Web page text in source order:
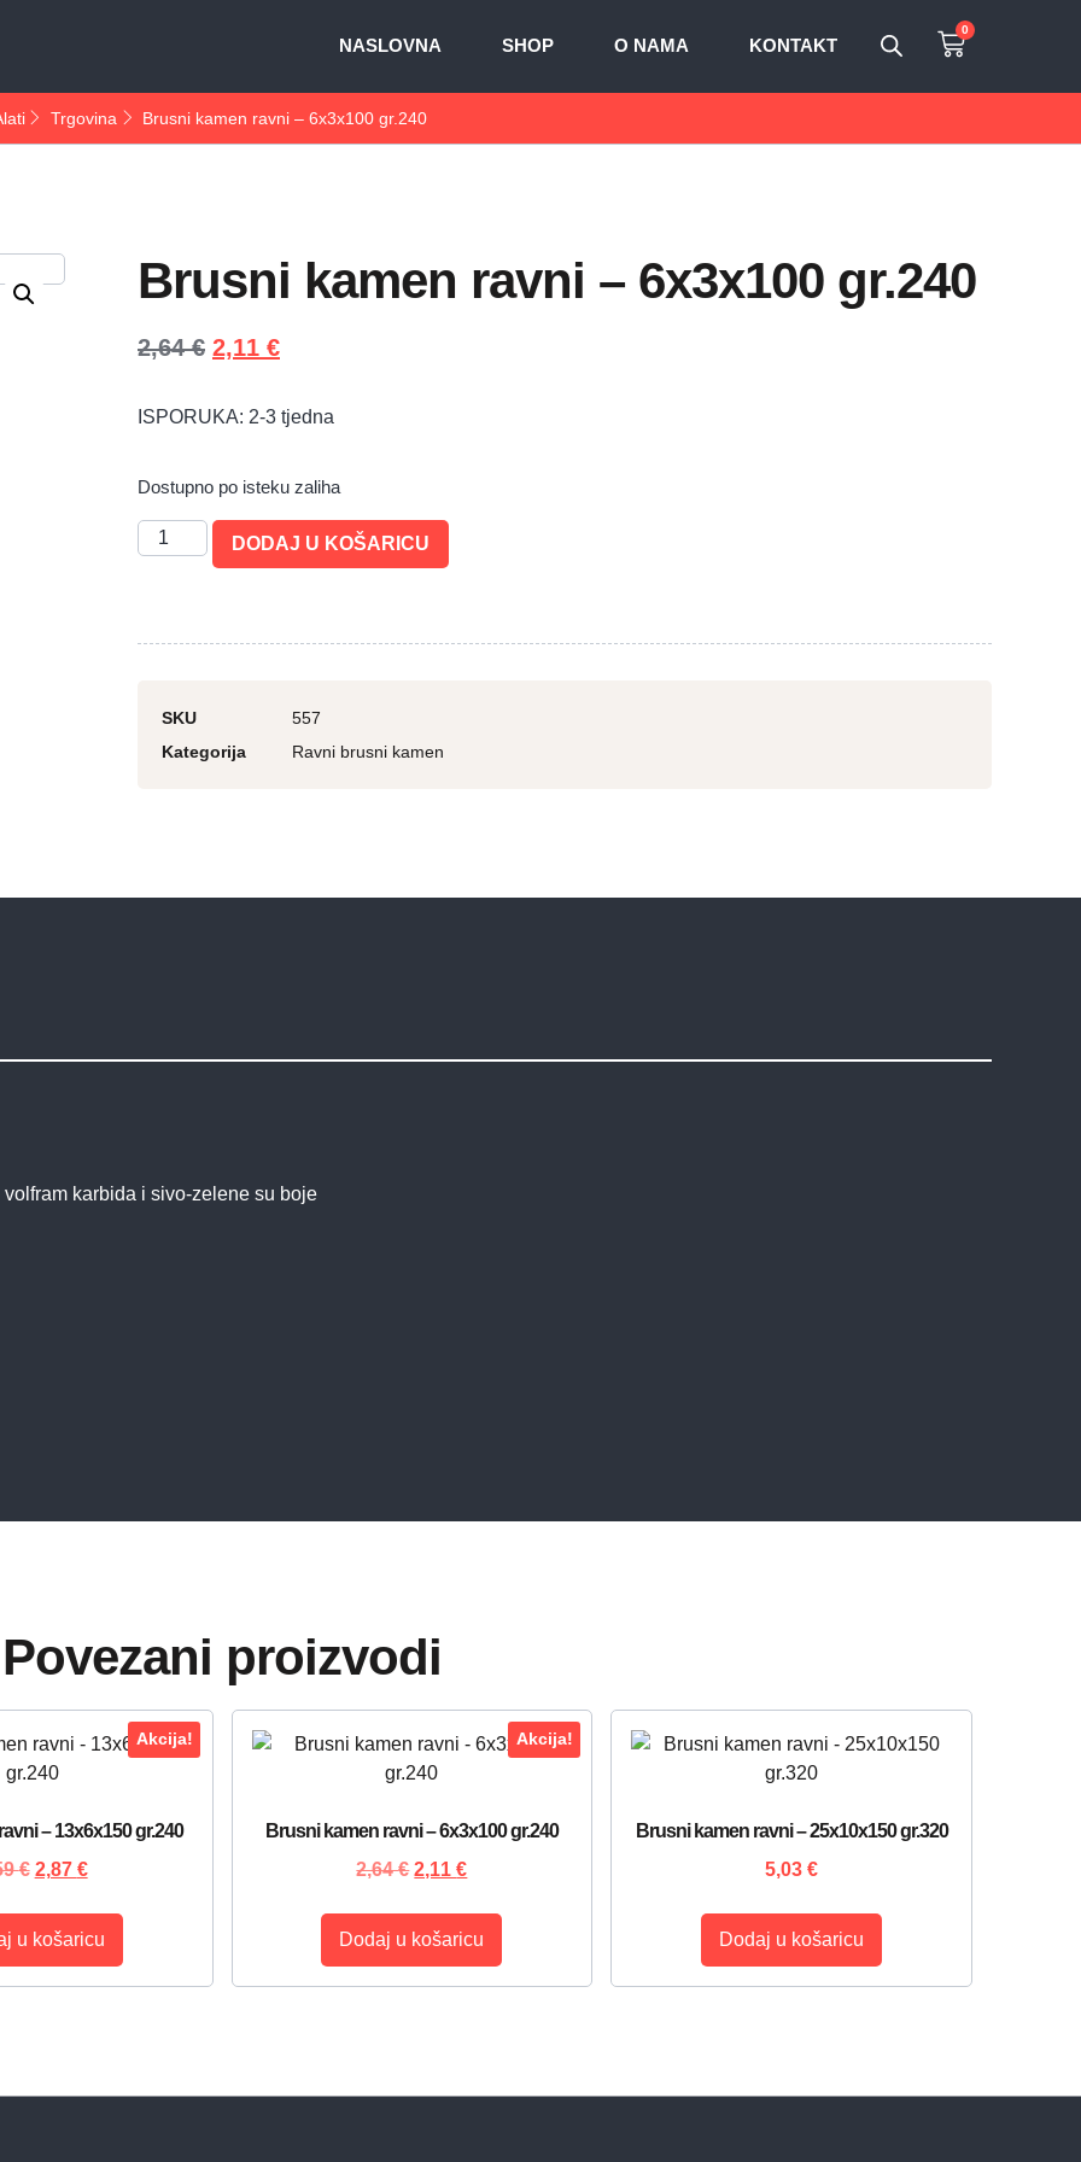
NASLOVNA SHOP O NAMA KONTAKT
0
Trgovina Brusni kamen ravni – 6x3x100 gr.240
Brusni kamen ravni – 6x3x100 gr.240
2,64€ 2,11 €
ISPORUKA: 2-3 tjedna
Dostupno po isteku zaliha
DODAJ U KOŠARICU
SKU
557
Kategorija
Ravni brusni kamen
karbida i sivo-zelene su boje
Povezani proizvodi
Akcija!
– 13x6x150 gr.240
€ 2,87 €
u košaricu
Akcija!
Brusni kamen ravni – 6x3x100 gr.240
2,64€ 2,11€
Dodaj u košaricu
Brusni kamen ravni – 25x10x150 gr.320
5,03€
Dodaj u košaricu